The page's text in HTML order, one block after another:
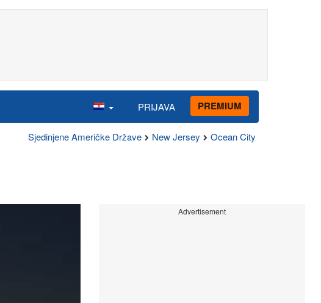
PRIJAVA PREMIUM
Sjedinjene Američke Države New Jersey Ocean City
Advertisement